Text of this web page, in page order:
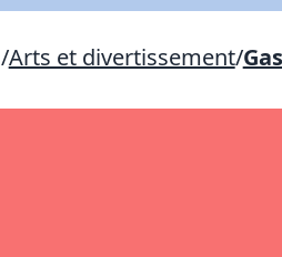
/Arts et divertissement/